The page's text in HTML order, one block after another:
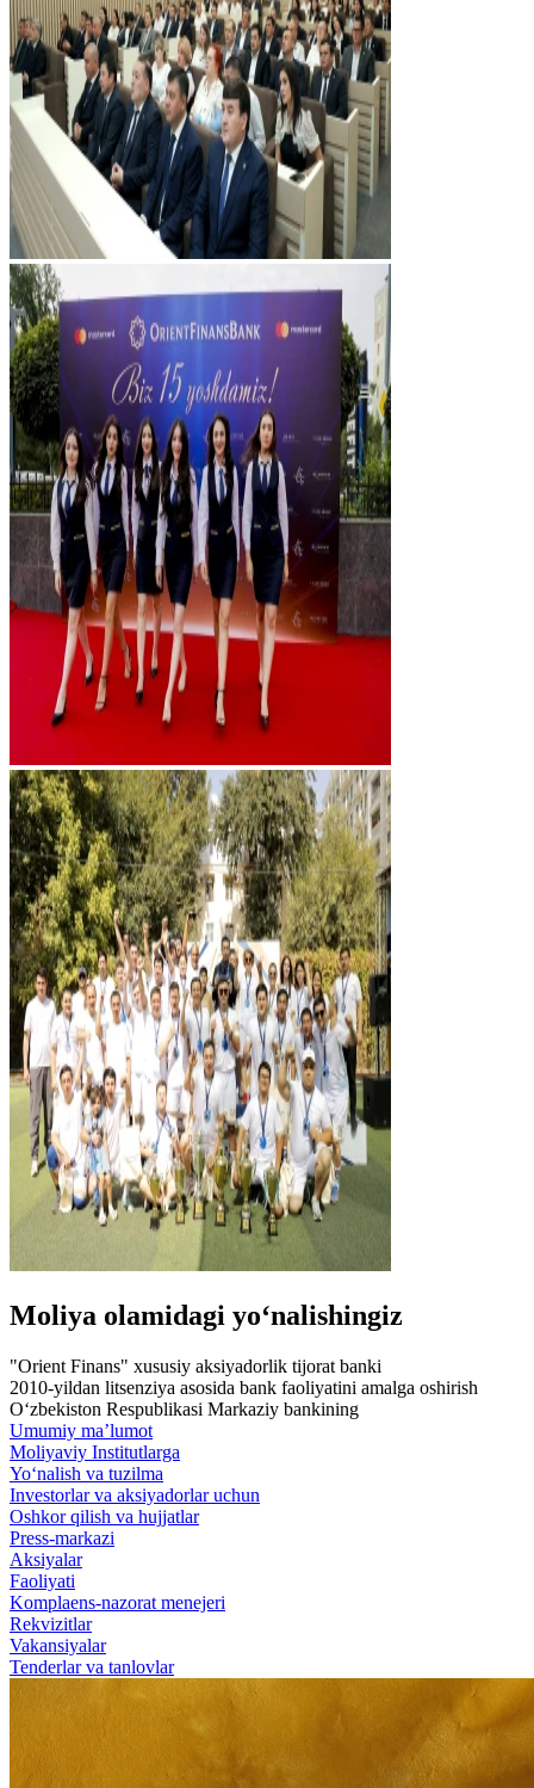
Moliya olamidagi yo‘nalishingiz
"Orient Finans" xususiy aksiyadorlik tijorat banki
2010-yildan litsenziya asosida bank faoliyatini amalga oshirish
O‘zbekiston Respublikasi Markaziy bankining
Umumiy ma’lumot
Moliyaviy Institutlarga
Yo‘nalish va tuzilma
Investorlar va aksiyadorlar uchun
Oshkor qilish va hujjatlar
Press-markazi
Aksiyalar
Faoliyati
Komplaens-nazorat menejeri
Rekvizitlar
Vakansiyalar
Tenderlar va tanlovlar